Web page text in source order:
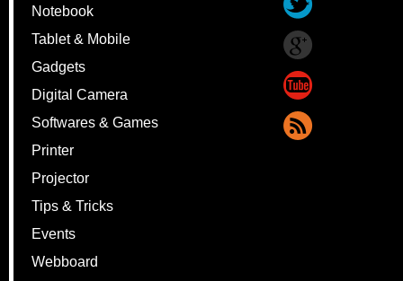
Notebook
Tablet & Mobile
Gadgets
Digital Camera
Softwares & Games
Printer
Projector
Tips & Tricks
Events
Webboard